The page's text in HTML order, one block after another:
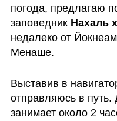
погода, предлагаю
заповедник Нахаль
недалеко от
Менаше.
Выставив в
отправляюсь в путь.
занимает около 2